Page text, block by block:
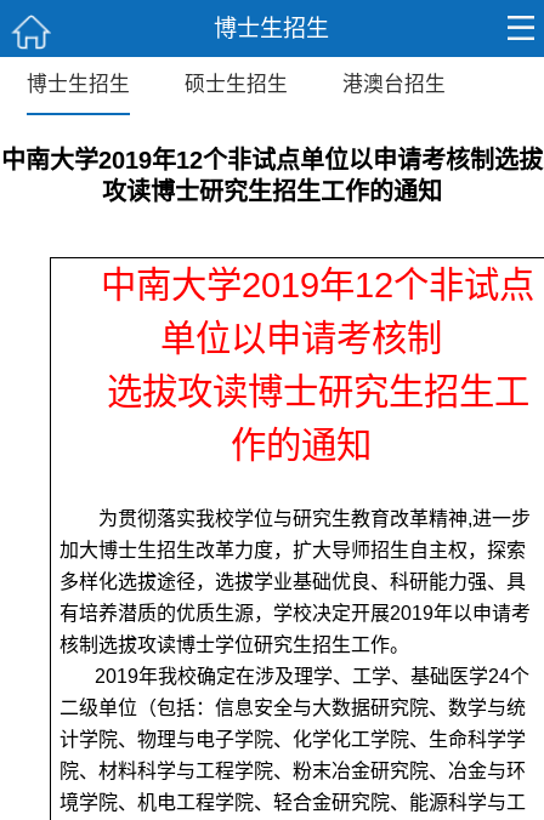
博士生招生
博士生招生 硕士生招生 港澳台招生
中南大学2019年12个非试点单位以申请考核制选拔
攻读博士研究生招生工作的通知
中南大学2019年12个非试点
单位以申请考核制
选拔攻读博士研究生招生工
作的通知
为贯彻落实我校学位与研究生教育改革精神,进一步
加大博士生招生改革力度，扩大导师招生自主权，探索
多样化选拔途径，选拔学业基础优良、科研能力强、具
有培养潜质的优质生源，学校决定开展2019年以申请考
核制选拔攻读博士学位研究生招生工作。
2019年我校确定在涉及理学、工学、基础医学24个
二级单位（包括：信息安全与大数据研究院、数学与统
计学院、物理与电子学院、化学化工学院、生命科学学
院、材料科学与工程学院、粉末冶金研究院、冶金与环
境学院、机电工程学院、轻合金研究院、能源科学与工